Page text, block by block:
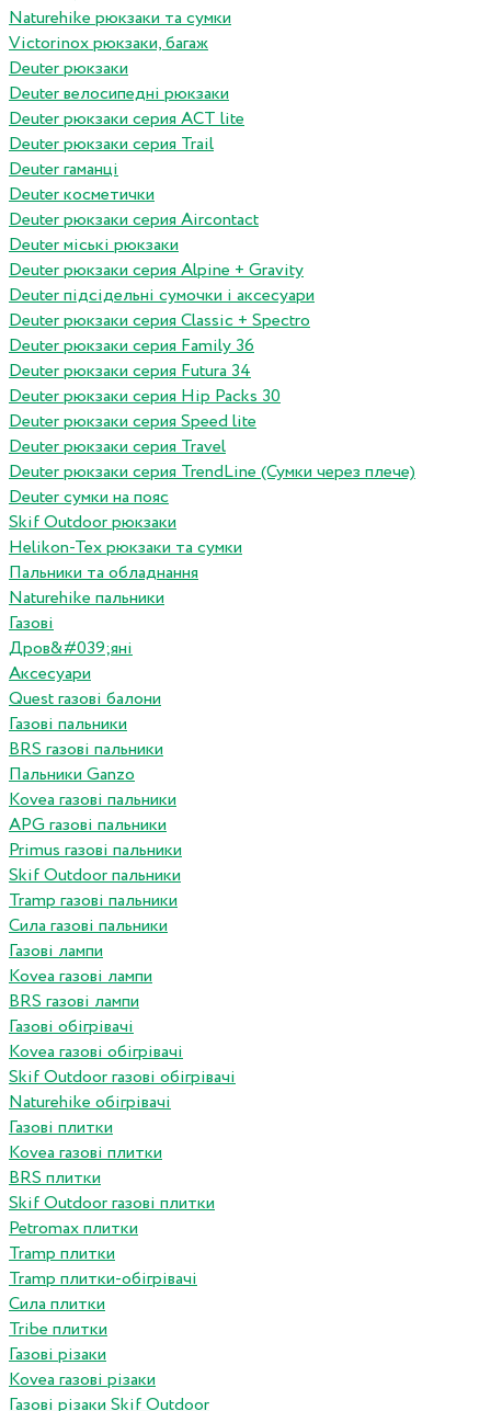
Naturehike рюкзаки та сумки
Victorinox рюкзаки, багаж
Deuter рюкзаки
Deuter велосипедні рюкзаки
Deuter рюкзаки серия ACT lite
Deuter рюкзаки серия Trail
Deuter гаманці
Deuter косметички
Deuter рюкзаки серия Aircontact
Deuter міські рюкзаки
Deuter рюкзаки серия Alpine + Gravity
Deuter підсідельні сумочки і аксесуари
Deuter рюкзаки серия Classic + Spectro
Deuter рюкзаки серия Family 36
Deuter рюкзаки серия Futura 34
Deuter рюкзаки серия Hip Packs 30
Deuter рюкзаки серия Speed lite
Deuter рюкзаки серия Travel
Deuter рюкзаки серия TrendLine (Сумки через плече)
Deuter сумки на пояс
Skif Outdoor рюкзаки
Helikon-Tex рюкзаки та сумки
Пальники та обладнання
Naturehike пальники
Газові
Дров&#039;яні
Аксесуари
Quest газові балони
Газові пальники
BRS газові пальники
Пальники Ganzo
Kovea газові пальники
APG газові пальники
Primus газові пальники
Skif Outdoor пальники
Tramp газові пальники
Сила газові пальники
Газові лампи
Kovea газові лампи
BRS газові лампи
Газові обігрівачі
Kovea газові обігрівачі
Skif Outdoor газові обігрівачі
Naturehike обігрівачі
Газові плитки
Kovea газові плитки
BRS плитки
Skif Outdoor газові плитки
Petromax плитки
Tramp плитки
Tramp плитки-обігрівачі
Сила плитки
Tribe плитки
Газові різаки
Kovea газові різаки
Газові різаки Skif Outdoor